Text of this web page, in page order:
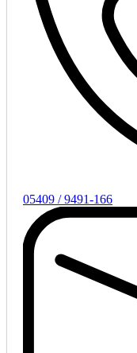
05409 / 9491-166